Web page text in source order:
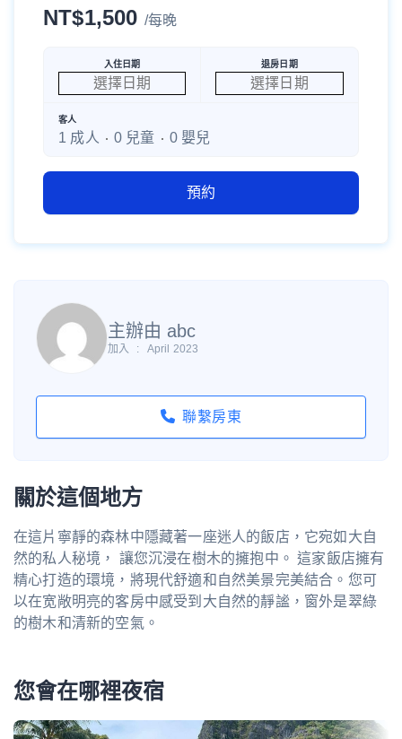
關於這個地方
在這片寧靜的森林中隱藏著一座迷人的飯店，它宛如大自
然的私人秘境， 讓您沉浸在樹木的擁抱中。 這家飯店擁有
精心打造的環境，將現代舒適和自然美景完美結合。您可
以在宽敞明亮的客房中感受到大自然的靜謐，窗外是翠綠
的樹木和清新的空氣。
您會在哪裡夜宿
NT$1,500 /每晚
入住日期 退房日期
客人
1 成人 0 兒童 0 嬰兒
預約
主辦由 abc
加入 : April 2023
聯繫房東